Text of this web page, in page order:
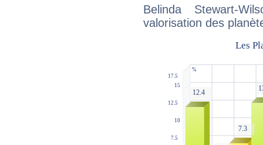
Belinda Stewart-
valorisation des